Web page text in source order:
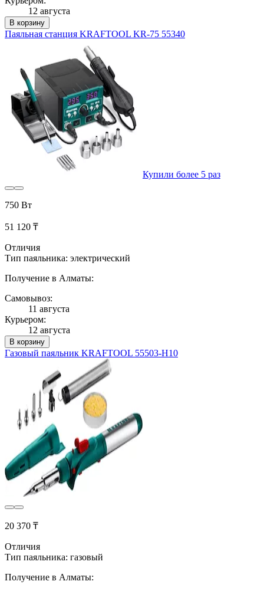
12 августа
В корзину
Паяльная станция KRAFTOOL KR-75 55340
Купили более 5 раз
750 Вт
51 120 ₸
Отличия
Тип паяльника: электрический
Получение в Алматы:
Самовывоз:
11 августа
Курьером:
12 августа
В корзину
Газовый паяльник KRAFTOOL 55503-H10
20 370 ₸
Отличия
Тип паяльника: газовый
Получение в Алматы: